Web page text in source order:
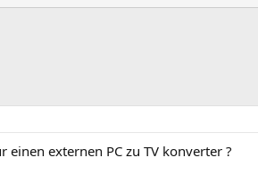
externen PC zu TV konverter ?